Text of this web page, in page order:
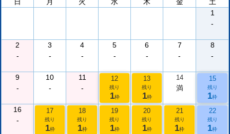
日
月 火 水 木 金
土
1
-
2
-
3
-
4
-
5
-
6
-
7
-
8
-
9
-
10
-
11
-
12
残り
1枠
13
残り
1枠
14
満
15
残り
1枠
16
-
17
残り
1枠
18
残り
1枠
19
残り
1枠
20
残り
1枠
21
残り
1枠
22
残り
1枠